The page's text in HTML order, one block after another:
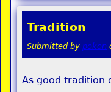
Tradition
Submitted by pokon
As good tradition